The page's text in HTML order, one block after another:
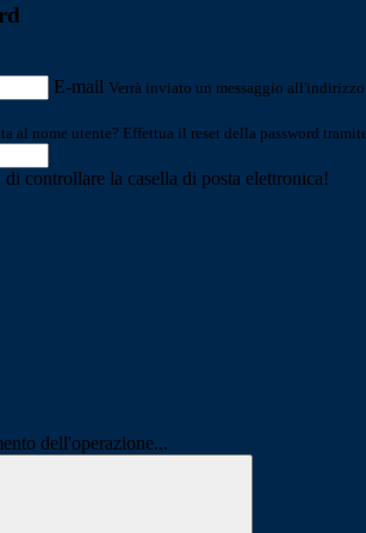
E-mail Verrà inviato un messaggio
al nome utente? Effettua il reset della password
controllare la casella di posta elettronica!
dell'operazione...